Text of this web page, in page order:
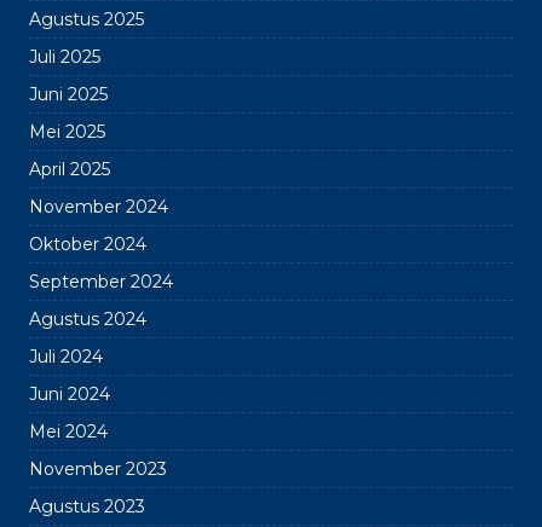
Agustus 2025
Juli 2025
Juni 2025
Mei 2025
April 2025
November 2024
Oktober 2024
September 2024
Agustus 2024
Juli 2024
Juni 2024
Mei 2024
November 2023
Agustus 2023